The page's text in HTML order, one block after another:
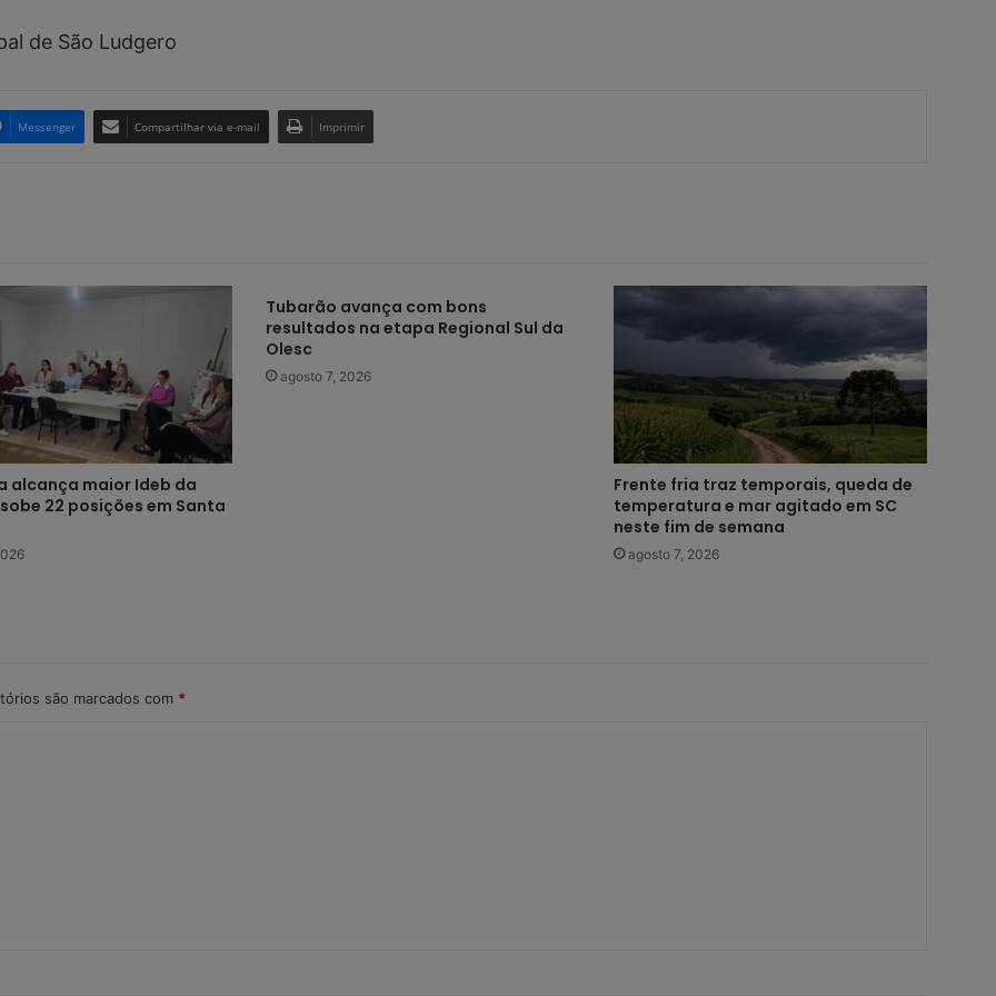
de São Ludgero
Messenger Compartilhar via e-mail Imprimir
alcança maior Ideb da
22 posições em Santa
Tubarão avança com bons
resultados na etapa Regional Sul da
Olesc
agosto 7, 2026
Frente fria traz temporais, queda de
temperatura e mar agitado em SC
neste fim de semana
agosto 7, 2026
são marcados com *